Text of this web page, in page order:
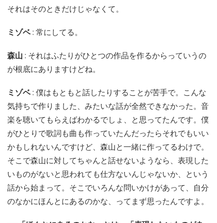
それはそのときだけじゃなくて。
ミゾベ: 常にしてる。
森山 : それはふたりがひとつの作品を作るからっていうの
が根底にありますけどね。
ミゾベ: 僕はもともと話したりすることが苦手で。こんな
気持ちで作りました、みたいな話が全然できなかった。音
楽を聴いてもらえばわかるでしょ、と思ってたんです。僕
がひとりで歌詞も曲も作っていたんだったらそれでもいい
かもしれないんですけど、森山と一緒に作ってるわけで。
そこで森山に対してちゃんと話せないようなら、表現した
いものがないと思われても仕方ないんじゃないか、という
話から始まって。そこでいろんな問いかけがあって、自分
のなかにほんとにあるのかな、ってまず思ったんですよ。